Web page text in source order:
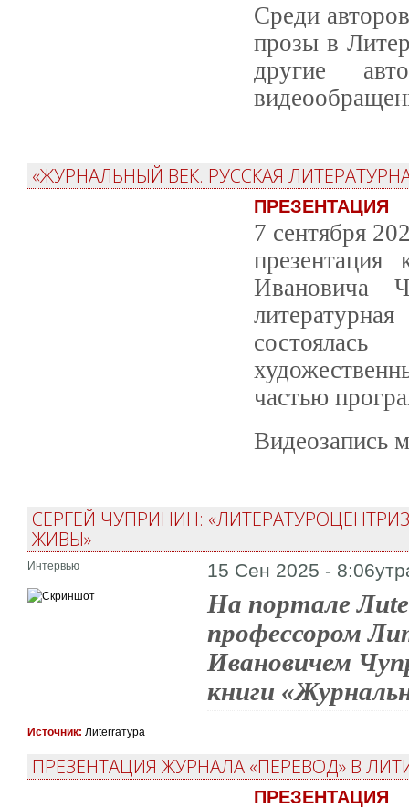
Среди
прозы в
другие
«ЖУРНАЛЬНЫЙ ВЕК. РУССКАЯ
ПРЕЗЕНТАЦИЯ
7 сентября
презентация
Ивановича
частью
Видеозапись
CЕРГЕЙ ЧУПРИНИН:
ЖИВЫ»
Интервью 15 Сен 2025 -
На портале
профессором
Ивановичем
книги
Источник: Лиterraтура
ПРЕЗЕНТАЦИЯ ЖУРНАЛА «ПЕРЕВОД» В
ПРЕЗЕНТАЦИЯ